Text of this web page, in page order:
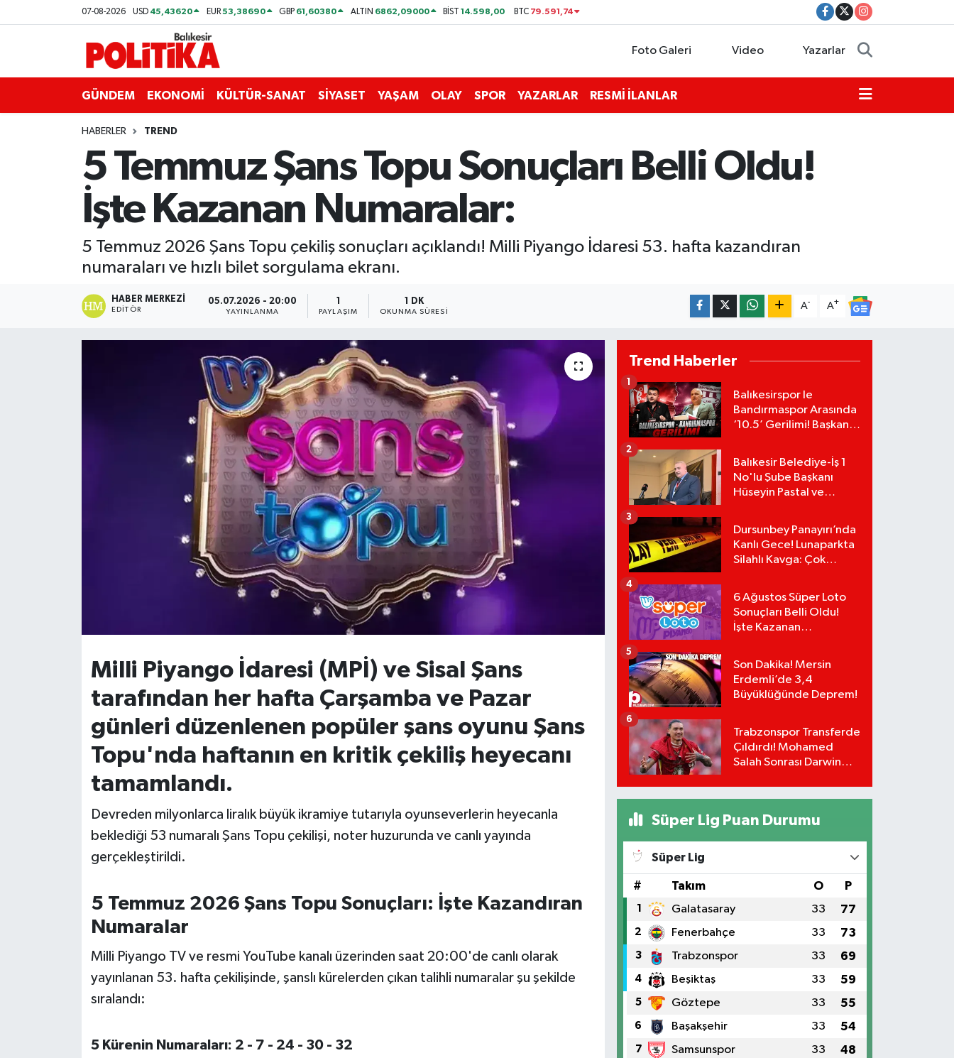
07-08-2026 USD 45,43620 EUR53,38690 GBP 61,60380 ALTIN 6862,09000 BİST14.598,00 BTC 79.591,74
Foto Galeri Video Yazarlar
GÜNDEM EKONOMİ KÜLTÜR-SANAT SİYASET YAŞAM OLAY SPOR YAZARLAR RESMİ İLANLAR
HABERLER TREND
5 Temmuz Şans Topu Sonuçları Belli Oldu!
İşte Kazanan Numaralar:
5 Temmuz 2026 Şans Topu çekiliş sonuçları açıklandı! Milli Piyango İdaresi 53. hafta kazandıran
numaraları ve hızlı bilet sorgulama ekranı.
HABER MERKEZI
EDITÖR
05.07.2026 - 20:00
YAYINLANMA
1
PAYLAŞIM
1 DK
OKUNMA SÜRESI
A- A+
Milli Piyango İdaresi (MPİ) ve Sisal Şans
tarafından her hafta Çarşamba ve Pazar
günleri düzenlenen popüler şans oyunu Şans
Topu'nda haftanın en kritik çekiliş heyecanı
tamamlandı.
Devreden milyonlarca liralık büyük ikramiye tutarıyla oyunseverlerin heyecanla
beklediği 53 numaralı Şans Topu çekilişi, noter huzurunda ve canlı yayında
gerçekleştirildi.
5 Temmuz 2026 Şans Topu Sonuçları: İşte Kazandıran
Numaralar
Milli Piyango TV ve resmi YouTube kanalı üzerinden saat 20:00'de canlı olarak
yayınlanan 53. hafta çekilişinde, şanslı kürelerden çıkan talihli numaralar şu şekilde
sıralandı:
5 Kürenin Numaraları: 2 - 7 - 24 - 30 - 32
Trend Haberler
Balıkesirspor le
Bandırmaspor Arasında
‘10.5’ Gerilimi! Başkan
Murat Karakoyun'a Sert
Tepki!
1
Balıkesir Belediye-İş 1
No'lu Şube Başkanı
Hüseyin Pastal ve
2
Dursunbey Panayırı’nda
Kanlı Gece! Lunaparkta
Silahlı Kavga: Çok
3
6 Ağustos Süper Loto
Sonuçları Belli Oldu!
İşte Kazanan
4
Son Dakika! Mersin
Erdemli’de 3,4
Büyüklüğünde Deprem!
5
Trabzonspor Transferde
Çıldırdı! Mohamed
Salah Sonrası Darwin
6
Süper Lig Puan Durumu
Süper Lig
# Takım O P
1 Galatasaray 33 77
2 Fenerbahçe 33 73
3 Trabzonspor 33 69
4 Beşiktaş 33 59
5 Göztepe 33 55
6 Başakşehir 33 54
7 Samsunspor 33 48
ASTROLOJİ
Bandırma
Burhaniye
KENT GÜNDEMİ
KÜLTÜR-SANAT
MAGAZİN
OTOMOTİV
Resmi İlanlar
Balıkesir Nöbetçi Eczaneler
Balıkesir Hava Durumu
Balıkesir Namaz Vakitleri
Balıkesir Trafik Yoğunluk Haritası
Süper Lig Puan Durumu ve Fikstür
Son Dakika Haberleri
Haber Arşivi